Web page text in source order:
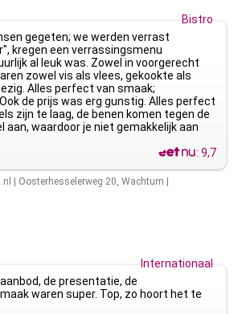
Bistro
gegeten; we werden verrast
kregen een verrassingsmenu
al leuk was. Zowel in voorgerecht
zowel vis als vlees, gekookte als
Alles perfect van smaak;
de prijs was erg gunstig. Alles perfect
zijn te laag, de benen komen tegen de
aan, waardoor je niet gemakkelijk aan
:9,7
Oosterhesselerweg 20, Wachtum
Internationaal
de presentatie, de
waren super. Top, zo hoort het te